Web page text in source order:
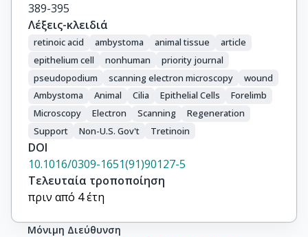
389-395
Λέξεις-κλειδιά
retinoic acid ambystoma animal tissue
article
epithelium cell
nonhuman
priority journal
pseudopodium
scanning electron microscopy
wound
Ambystoma
Animal Cilia Epithelial Cells
Forelimb
Microscopy
Electron Scanning
Regeneration
Support
Non-U.S. Gov't Tretinoin
DOI
10.1016/0309-1651(91)90127-5
Τελευταία τροποποίηση
πριν από 4 έτη
Μόνιμη Διεύθυνση